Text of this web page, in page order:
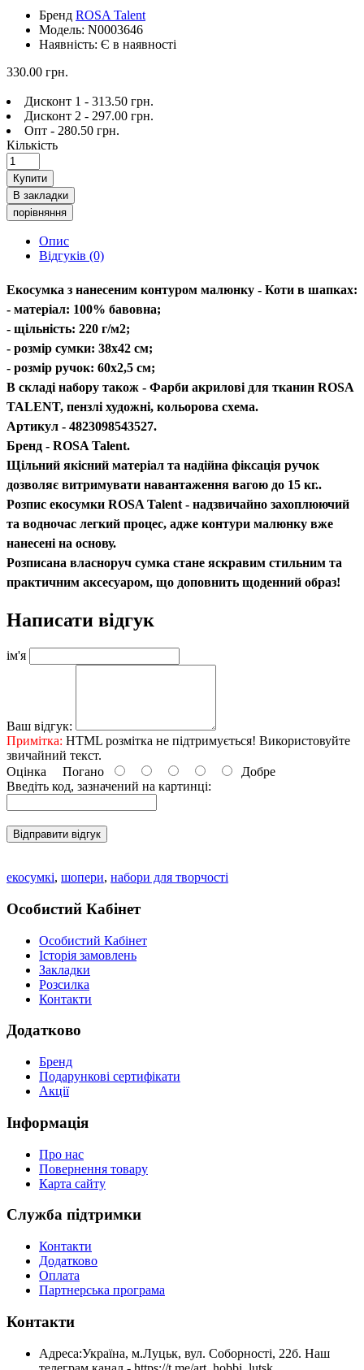
Бренд ROSA Talent
Модель: N0003646
Наявність: Є в наявності
330.00 грн.
Дисконт 1 - 313.50 грн.
Дисконт 2 - 297.00 грн.
Опт - 280.50 грн.
Кількість
Купити
В закладки
порівняння
Опис
Відгуків (0)
Екосумка з нанесеним контуром малюнку - Коти в шапках:
- матеріал: 100% бавовна;
- щільність: 220 г/м2;
- розмір сумки: 38х42 см;
- розмір ручок: 60х2,5 см;
В складі набору також - Фарби акрилові для тканин ROSA
TALENT, пензлі художні, кольорова схема.
Артикул - 4823098543527.
Бренд - ROSA Talent.
Щільний якісний матеріал та надійна фіксація ручок
дозволяє витримувати навантаження вагою до 15 кг..
Розпис екосумки ROSA Talent - надзвичайно захоплюючий
та водночас легкий процес, адже контури малюнку вже
нанесені на основу.
Розписана власноруч сумка стане яскравим стильним та
практичним аксесуаром, що доповнить щоденний образ!
Написати відгук
ім'я
Ваш відгук:
Примітка: HTML розмітка не підтримується! Використовуйте
звичайний текст.
Оцінка Погано
Добре
Введіть код, зазначений на картинці:
Відправити відгук
екосумкі, шопери, набори для творчості
Особистий Кабінет
Особистий Кабінет
Історія замовлень
Закладки
Розсилка
Контакти
Додатково
Бренд
Подарункові сертифікати
Акції
Інформація
Про нас
Повернення товару
Карта сайту
Служба підтримки
Контакти
Додатково
Оплата
Партнерська програма
Контакти
Адреса:Україна, м.Луцьк, вул. Соборності, 22б. Наш